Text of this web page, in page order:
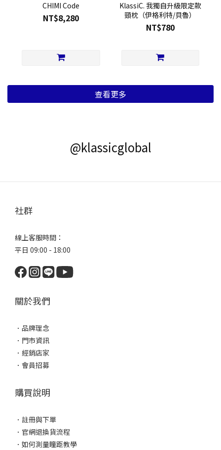
CHIMI Code
NT$8,280
KlassiC. 我獨自升級限定款
頸枕（伊格利特/貝魯）
NT$780
查看更多
@klassicglobal
社群
線上客服時間：
平日 09:00 - 18:00
關於我們
． 品牌理念
． 門市資訊
． 經銷店家
． 會員招募
購買說明
． 註冊與下單
． 官網退換貨流程
． 如何測量瞳距教學